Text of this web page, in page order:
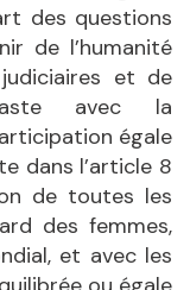
des questions
de l’humanité
et de
avec la
égale
dans l’article 8
de toutes les
des femmes,
et avec les